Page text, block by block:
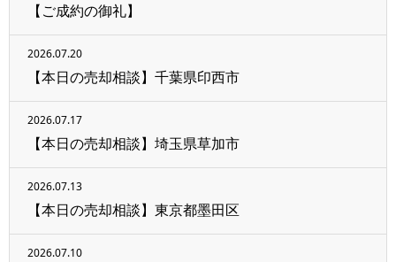
【ご成約の御礼】
2026.07.20
【本日の売却相談】千葉県印西市
2026.07.17
【本日の売却相談】埼玉県草加市
2026.07.13
【本日の売却相談】東京都墨田区
2026.07.10